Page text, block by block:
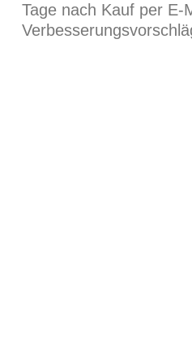
Tage nach Kauf per E-